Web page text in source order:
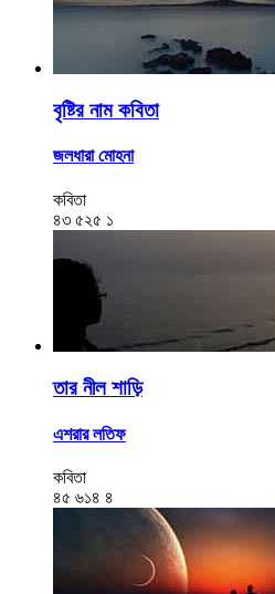
বৃষ্টির নাম কবিতা
জলধারা মোহনা
কবিতা
৪৩ ৫২৫ ১
তার নীল শাড়ি
এশরার লতিফ
কবিতা
৪৫ ৬১৪ ৪